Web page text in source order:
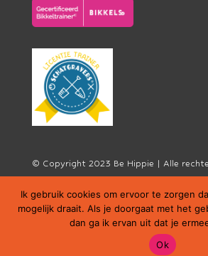
© Copyright 2023 Be Hippie | Alle
Fotografie met passie door Jolanda van
Ik gebruik cookies om ervoor te zorgen
mogelijk draait. Als je doorgaat met het
dan ga ik ervan uit dat je
Ok